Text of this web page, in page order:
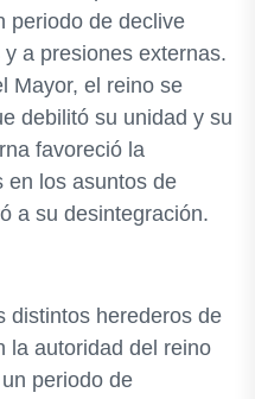
periodo de declive
a presiones externas.
Mayor, el reino se
debilitó su unidad y su
favoreció la
en los asuntos de
a su desintegración.
distintos herederos de
la autoridad del reino
periodo de